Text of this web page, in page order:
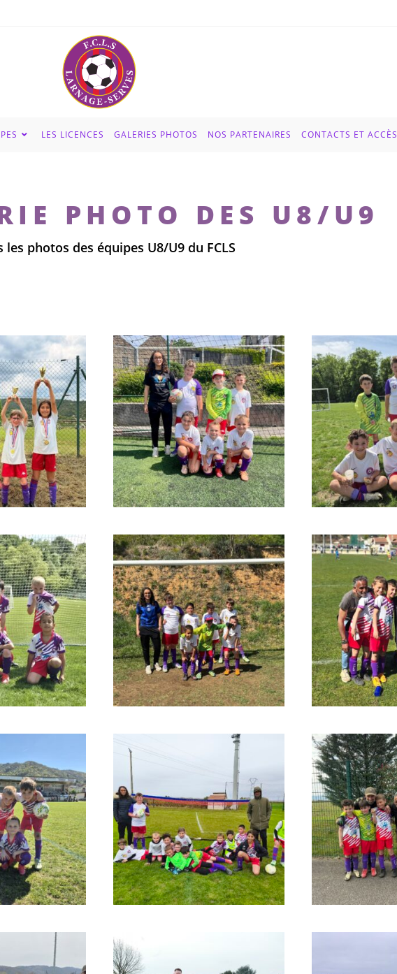
LES LICENCES GALERIES PHOTOS NOS PARTENAIRES CONTACTS ET ACCÈS
PHOTO DES U8/U9
les photos des équipes U8/U9 du FCLS